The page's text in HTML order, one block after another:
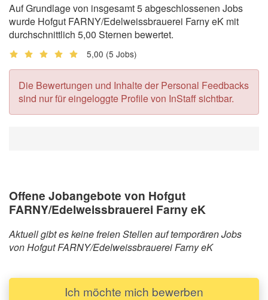
Auf Grundlage von insgesamt 5 abgeschlossenen Jobs
wurde Hofgut FARNY/Edelweissbrauerei Farny eK mit
durchschnittlich 5,00 Sternen bewertet.
5,00 (5 Jobs)
Die Bewertungen und Inhalte der Personal Feedbacks
sind nur für eingeloggte Profile von InStaff sichtbar.
Offene Jobangebote von Hofgut
FARNY/Edelweissbrauerei Farny eK
Aktuell gibt es keine freien Stellen auf temporären Jobs
von Hofgut FARNY/Edelweissbrauerei Farny eK
Ich möchte mich bewerben